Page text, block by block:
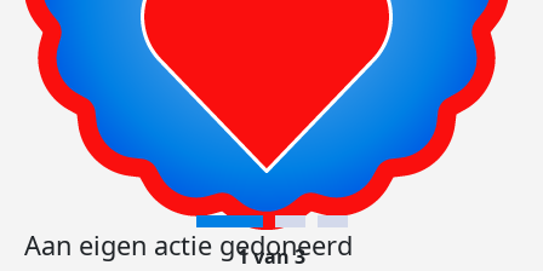
Aan eigen actie gedoneerd
1 van 3